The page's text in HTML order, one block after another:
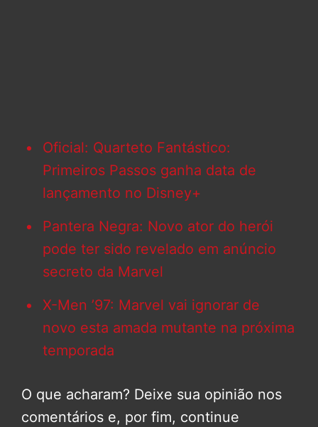
Oficial: Quarteto Fantástico:
Primeiros Passos ganha data de
lançamento no Disney+
Pantera Negra: Novo ator do herói
pode ter sido revelado em anúncio
secreto da Marvel
X-Men ’97: Marvel vai ignorar de
novo esta amada mutante na próxima
temporada
O que acharam? Deixe sua opinião nos
comentários e, por fim, continue